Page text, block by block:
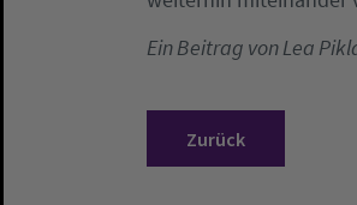
Ein Beitrag von Lea
Zurück